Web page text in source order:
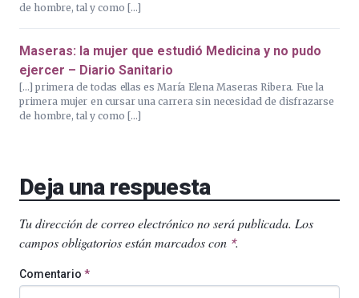
de hombre, tal y como […]
Maseras: la mujer que estudió Medicina y no pudo
ejercer – Diario Sanitario
[…] primera de todas ellas es María Elena Maseras Ribera. Fue la
primera mujer en cursar una carrera sin necesidad de disfrazarse
de hombre, tal y como […]
Deja una respuesta
Tu dirección de correo electrónico no será publicada. Los
campos obligatorios están marcados con *.
Comentario *